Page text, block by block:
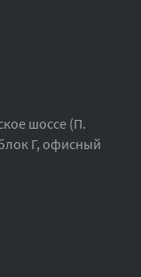
шоссе (П.
Г, офисный